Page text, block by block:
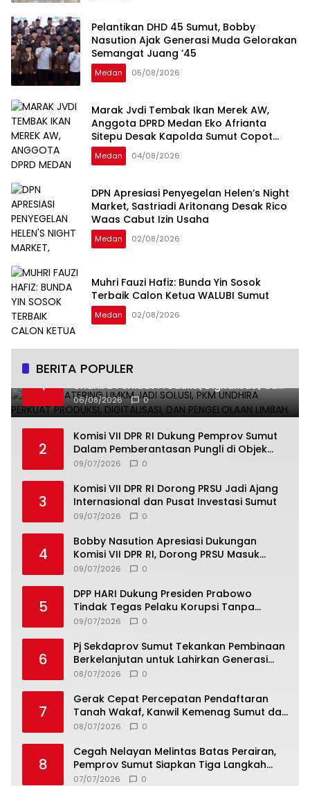
Pelantikan DHD 45 Sumut, Bobby
Nasution Ajak Generasi Muda Gelorakan
Semangat Juang ’45
Medan 05/08/2026
Marak Jvdi Tembak Ikan Merek AW,
Anggota DPRD Medan Eko Afrianta
Sitepu Desak Kapolda Sumut Copot
Kapolsek Medan Tuntungan
Medan 04/08/2026
DPN Apresiasi Penyegelan Helen’s Night
Market, Sastriadi Aritonang Desak Rico
Waas Cabut Izin Usaha
Medan 02/08/2026
Muhri Fauzi Hafiz: Bunda Yin Sosok
Terbaik Calon Ketua WALUBI Sumut
Medan 02/08/2026
BERITA POPULER
1
Smart Catering UMKM Jadi Solusi, PKM
Undhira Perkuat Produksi, Digitalisasi, dan
Pengelolaan Limbah.
06/08/2026 0
2
Komisi VII DPR RI Dukung Pemprov Sumut
Dalam Pemberantasan Pungli di Objek
Wisata
09/07/2026 0
3
Komisi VII DPR RI Dorong PRSU Jadi Ajang
Internasional dan Pusat Investasi Sumut
09/07/2026 0
4
Bobby Nasution Apresiasi Dukungan
Komisi VII DPR RI, Dorong PRSU Masuk
Kalender Event Nasional
09/07/2026 0
5
DPP HARI Dukung Presiden Prabowo
Tindak Tegas Pelaku Korupsi Tanpa
Tebang Pilih
09/07/2026 0
6
Pj Sekdaprov Sumut Tekankan Pembinaan
Berkelanjutan untuk Lahirkan Generasi
Qurani Berkarakter
08/07/2026 0
7
Gerak Cepat Percepatan Pendaftaran
Tanah Wakaf, Kanwil Kemenag Sumut dan
Lintas Instansi Bahas Draf MoU
08/07/2026 0
8
Cegah Nelayan Melintas Batas Perairan,
Pemprov Sumut Siapkan Tiga Langkah
Strategis
07/07/2026 0